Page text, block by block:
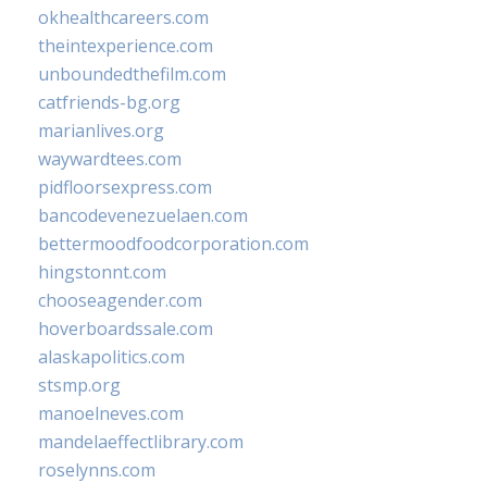
okhealthcareers.com
theintexperience.com
unboundedthefilm.com
catfriends-bg.org
marianlives.org
waywardtees.com
pidfloorsexpress.com
bancodevenezuelaen.com
bettermoodfoodcorporation.com
hingstonnt.com
chooseagender.com
hoverboardssale.com
alaskapolitics.com
stsmp.org
manoelneves.com
mandelaeffectlibrary.com
roselynns.com